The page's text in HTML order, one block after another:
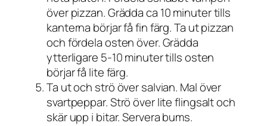
över pizzan. Grädda ca 10 minuter tills
kanterna börjar få fin färg. Ta ut pizzan
och fördela osten över. Grädda
ytterligare 5-10 minuter tills osten
börjar få lite färg.
Ta ut och strö över salvian. Mal över
svartpeppar. Strö över lite flingsalt och
skär upp i bitar. Servera bums.